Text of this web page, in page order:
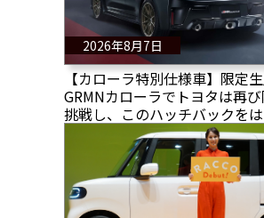
2026年8月7日
【カローラ特別仕様車】限定
GRMNカローラでトヨタは再
挑戦し、このハッチバックを
に過激なドライバーズカーへ